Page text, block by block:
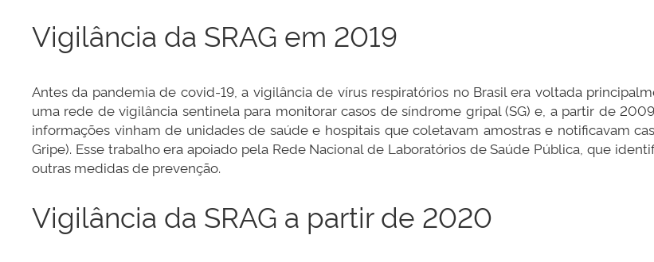
Vigilância da SRAG em 2019
Antes da pandemia de covid-19, a vigilância de vírus respiratórios no Brasil era voltada
uma rede de vigilância sentinela para monitorar casos de síndrome gripal (SG) e, a partir de
informações vinham de unidades de saúde e hospitais que coletavam amostras e notificavam
Gripe). Esse trabalho era apoiado pela Rede Nacional de Laboratórios de Saúde Pública, que
outras medidas de prevenção.
Vigilância da SRAG a partir de 2020